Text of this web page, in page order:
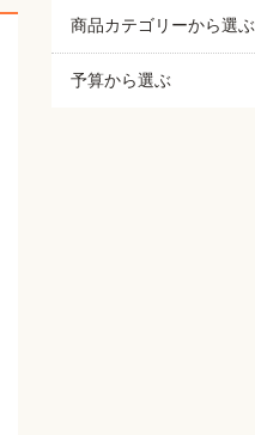
商品カテゴリーから選ぶ
予算から選ぶ